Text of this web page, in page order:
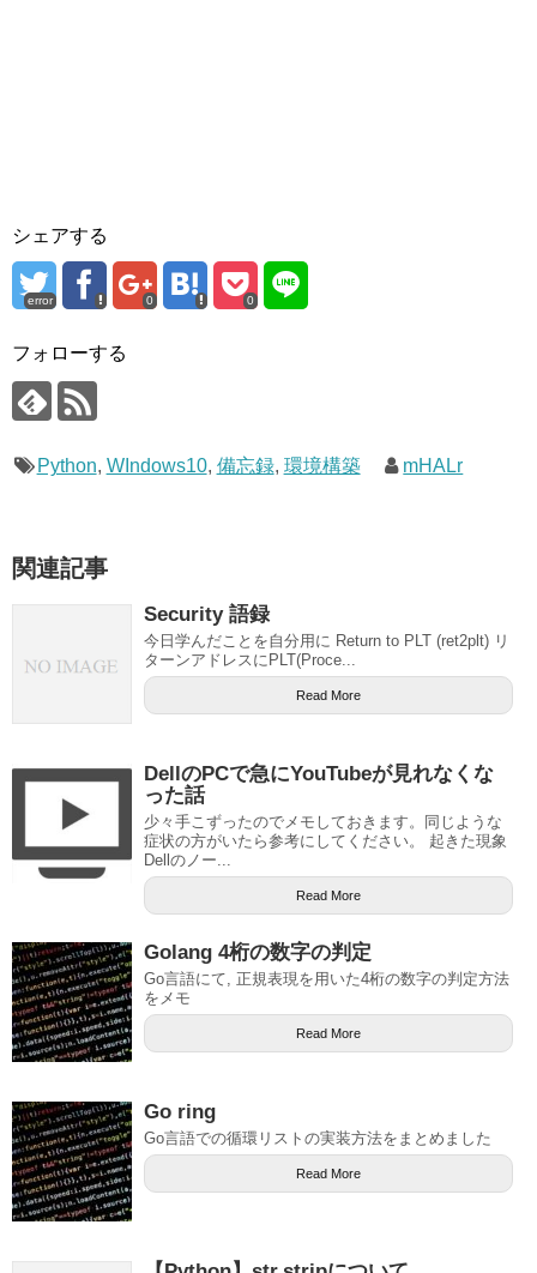
シェアする
error 0 0
フォローする
Python, WIndows10, 備忘録, 環境構築 mHALr
関連記事
Security 語録
今日学んだことを自分用に Return to PLT (ret2plt) リ
ターンアドレスにPLT(Proce...
Read More
DellのPCで急にYouTubeが見れなくな
った話
少々手こずったのでメモしておきます。同じような
症状の方がいたら参考にしてください。 起きた現象
Dellのノー...
Read More
Golang 4桁の数字の判定
Go言語にて, 正規表現を用いた4桁の数字の判定方法
をメモ
Read More
Go ring
Go言語での循環リストの実装方法をまとめました
Read More